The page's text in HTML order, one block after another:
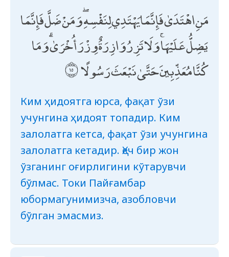
مَنِ اهْتَدَىٰ فَإِنَّمَا يَهْتَدِي لِنَفْسِهِ ۖ وَمَنْ ضَلَّ فَإِنَّمَا
يَضِلُّ عَلَيْهَا ۚ وَلَا تَزِرُ وَازِرَةٌ وِزْرَ أُخْرَىٰ ۗ وَمَا
كُنَّا مُعَذِّبِينَ حَتَّىٰ نَبْعَثَ رَسُولًا
Ким ҳидоятга юрса, фақат ўзи
учунгина ҳидоят топадир. Ким
залолатга кетса, фақат ўзи учунгина
залолатга кетадир. Ҳеч бир жон
ўзганинг оғирлигини кўтарувчи
бўлмас. Токи Пайғамбар
юбормагунимизча, азобловчи
бўлган эмасмиз.